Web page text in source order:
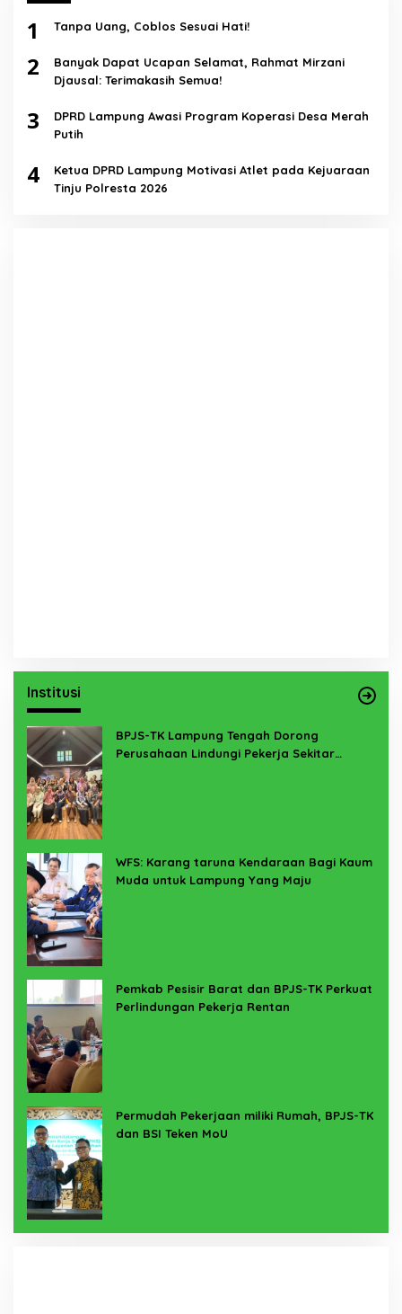
1 Tanpa Uang, Coblos Sesuai Hati!
2
Banyak Dapat Ucapan Selamat, Rahmat Mirzani
Djausal: Terimakasih Semua!
3
DPRD Lampung Awasi Program Koperasi Desa Merah
Putih
4
Ketua DPRD Lampung Motivasi Atlet pada Kejuaraan
Tinju Polresta 2026
Institusi
BPJS-TK Lampung Tengah Dorong
Perusahaan Lindungi Pekerja Sekitar
WFS: Karang taruna Kendaraan Bagi Kaum
Muda untuk Lampung Yang Maju
Pemkab Pesisir Barat dan BPJS-TK Perkuat
Perlindungan Pekerja Rentan
Permudah Pekerjaan miliki Rumah, BPJS-TK
dan BSI Teken MoU